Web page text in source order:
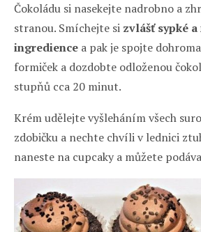
Čokoládu si nasekejte nadrobno a
stranou. Smíchejte si zvlášť sypké
ingredience a pak je spojte
formiček a dozdobte odloženou
stupňů cca 20 minut.
Krém udělejte vyšleháním všech
zdobičku a nechte chvíli v lednici
naneste na cupcaky a můžete